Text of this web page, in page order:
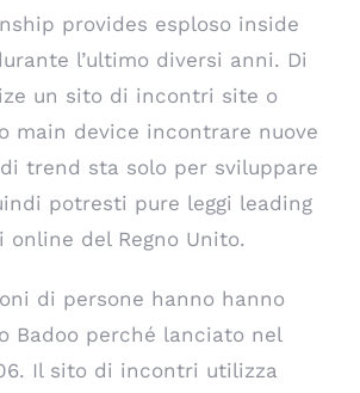
provides esploso inside
l’ultimo diversi anni. Di
un sito di incontri site o
main device incontrare nuove
trend sta solo per sviluppare
potresti pure leggi leading
del Regno Unito.
di persone hanno hanno
Badoo perché lanciato nel
Il sito di incontri utilizza